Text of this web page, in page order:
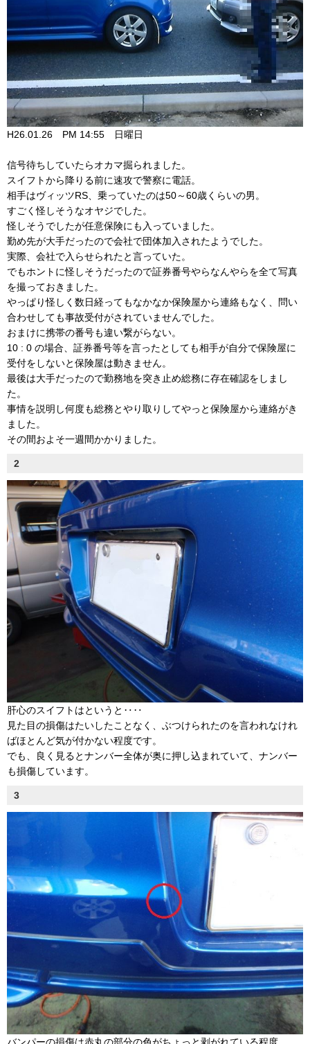
H26.01.26 PM 14:55 日曜日
信号待ちしていたらオカマ掘られました。
スイフトから降りる前に速攻で警察に電話。
相手はヴィッツRS、乗っていたのは50～60歳くらいの男。
すごく怪しそうなオヤジでした。
怪しそうでしたが任意保険にも入っていました。
勤め先が大手だったので会社で団体加入されたようでした。
実際、会社で入らせられたと言っていた。
でもホントに怪しそうだったので証券番号やらなんやらを全て写真
を撮っておきました。
やっぱり怪しく数日経ってもなかなか保険屋から連絡もなく、問い
合わせしても事故受付がされていませんでした。
おまけに携帯の番号も違い繋がらない。
10 : 0 の場合、証券番号等を言ったとしても相手が自分で保険屋に
受付をしないと保険屋は動きません。
最後は大手だったので勤務地を突き止め総務に存在確認をしまし
た。
事情を説明し何度も総務とやり取りしてやっと保険屋から連絡がき
ました。
その間およそ一週間かかりました。
2
肝心のスイフトはというと‥‥
見た目の損傷はたいしたことなく、ぶつけられたのを言われなけれ
ばほとんど気が付かない程度です。
でも、良く見るとナンバー全体が奥に押し込まれていて、ナンバー
も損傷しています。
3